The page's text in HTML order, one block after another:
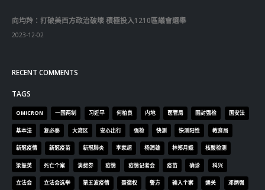
向均羚：打破美西方政治破壞 積極投入1210區議會選舉
2023-12-02
RECENT COMMENTS
TAGS
OMICRON 一国两制 习近平 何柏良 内地 医管局 围封强检 国安法
基本法 复必泰 大湾区 安心出行 强检 快测 快测阳性 教育局
新冠疫情 新冠疫苗 新冠肺炎 李家超 杨润雄 林郑月娥 核酸检测
梁振英 死亡个案 消费券 疫情 疫情记者会 疫苗 确诊 科兴
立法会 立法会选举 第五波疫情 聂德权 警方 输入个案 通关 邓炳强